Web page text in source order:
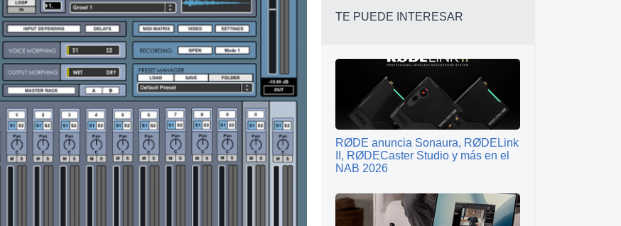
TE PUEDE INTERESAR
RØDE anuncia Sonaura, RØDELink
II, RØDECaster Studio y más en el
NAB 2026